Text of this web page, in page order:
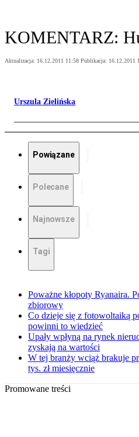
KOMENTARZ:
Aktualizacja: 16.12.2011 11:58 Publikacja: 16.12.2011
Urszula Zielińska
Powiązane
Polecane
Najnowsze
Tagi
Poważne kłopoty Ryanaira.
zbiorowy
Co dzieje się z fotowoltaiką
powinni to wiedzieć
Upały wpłyną na rynek
zyskają na wartości
W tej branży wciąż brakuje
tys. zł miesięcznie
Promowane treści